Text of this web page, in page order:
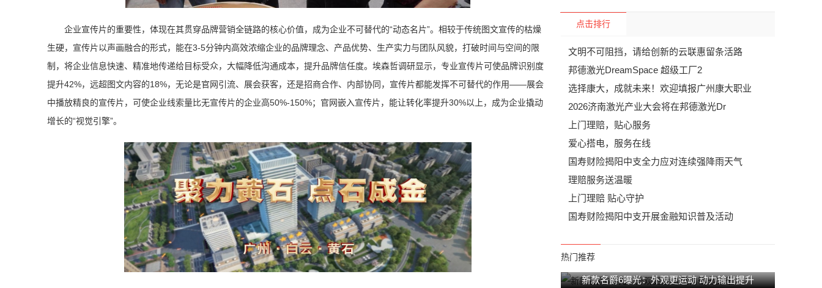
企业宣传片的重要性，体现在其贯穿品牌营销全链路的核心价值，成为企业不可替代的“动态名片”。相较于传统图文宣传的枯燥
生硬，宣传片以声画融合的形式，能在3-5分钟内高效浓缩企业的品牌理念、产品优势、生产实力与团队风貌，打破时间与空间的限
制，将企业信息快速、精准地传递给目标受众，大幅降低沟通成本，提升品牌信任度。埃森哲调研显示，专业宣传片可使品牌识别度
提升42%，远超图文内容的18%，无论是官网引流、展会获客，还是招商合作、内部协同，宣传片都能发挥不可替代的作用——展会
中播放精良的宣传片，可使企业线索量比无宣传片的企业高50%-150%；官网嵌入宣传片，能让转化率提升30%以上，成为企业撬动
增长的“视觉引擎”。
点击排行
文明不可阻挡，请给创新的云联惠留条活路
邦德激光DreamSpace 超级工厂2
选择康大，成就未来！欢迎填报广州康大职业
2026济南激光产业大会将在邦德激光Dr
上门理赔，贴心服务
爱心搭电，服务在线
国寿财险揭阳中支全力应对连续强降雨天气
理赔服务送温暖
上门理赔 贴心守护
国寿财险揭阳中支开展金融知识普及活动
热门推荐
新款名爵6曝光：外观更运动 动力输出提升